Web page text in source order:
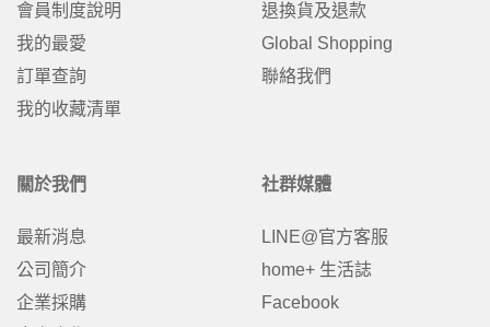
會員制度說明
我的最愛
訂單查詢
我的收藏清單
退換貨及退款
Global Shopping
聯絡我們
關於我們
最新消息
公司簡介
企業採購
社群媒體
LINE@官方客服
home+ 生活誌
Facebook